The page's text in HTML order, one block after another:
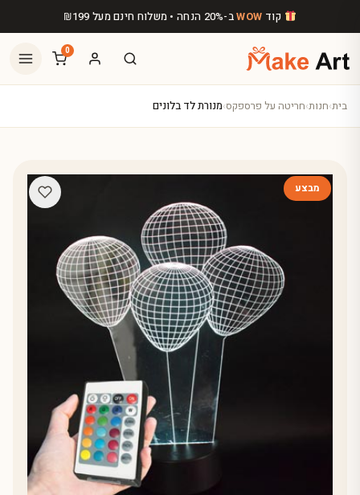
דלג לתוכן הראשי קוד WOWב-20% הנחה • משלוח חינם מעל ₪199
0
בית›חנות›חריטה על פרספקס›מנורת לד בלונים
מבצע